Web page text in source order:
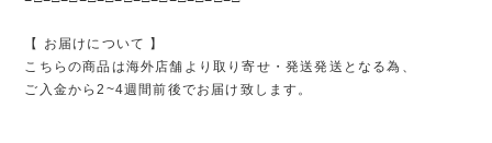
【 お届けについて 】
こちらの商品は海外店舗より取り寄せ・発送発送となる為、
ご入金から2~4週間前後でお届け致します。